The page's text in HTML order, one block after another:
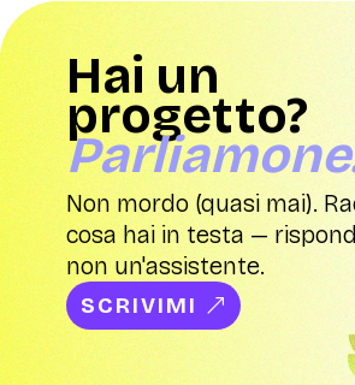
Hai un
progetto?
Non mordo (quasi mai).
cosa hai in testa —
non un'assistente.
SCRIVIMI